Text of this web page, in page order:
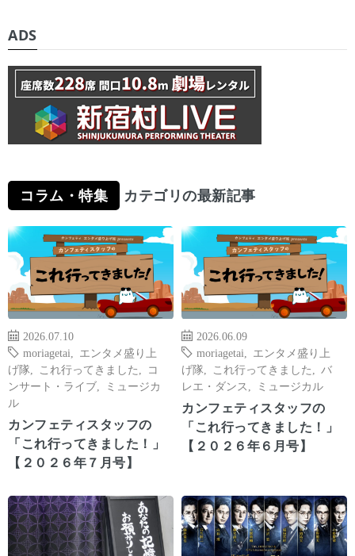
ADS
コラム・特集 カテゴリの最新記事
2026.07.10
moriagetai
エンタメ盛り上
げ隊
これ行ってきました
コ
ンサート・ライブ
ミュージカ
ル
カンフェティスタッフの
「これ行ってきました！」
【２０２６年７月号】
2026.06.09
moriagetai
エンタメ盛り上
げ隊
これ行ってきました
バ
レエ・ダンス
ミュージカル
カンフェティスタッフの
「これ行ってきました！」
【２０２６年６月号】